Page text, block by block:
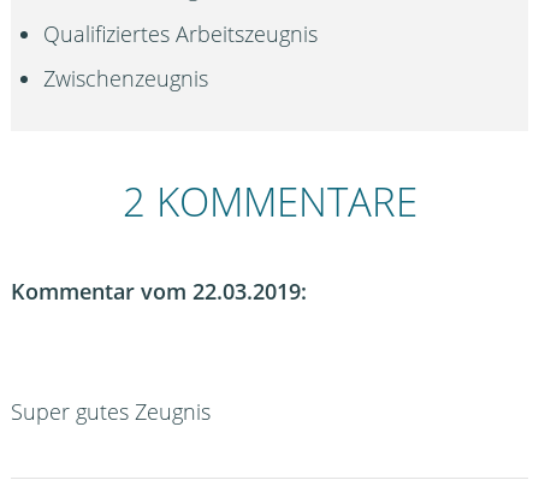
Qualifiziertes Arbeitszeugnis
Zwischenzeugnis
2 KOMMENTARE
Kommentar vom 22.03.2019:
Super gutes Zeugnis